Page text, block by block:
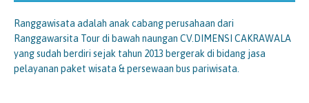
Ranggawisata adalah anak cabang perusahaan dari
Ranggawarsita Tour di bawah naungan CV.DIMENSI CAKRAWALA
yang sudah berdiri sejak tahun 2013 bergerak di bidang jasa
pelayanan paket wisata & persewaan bus pariwisata.